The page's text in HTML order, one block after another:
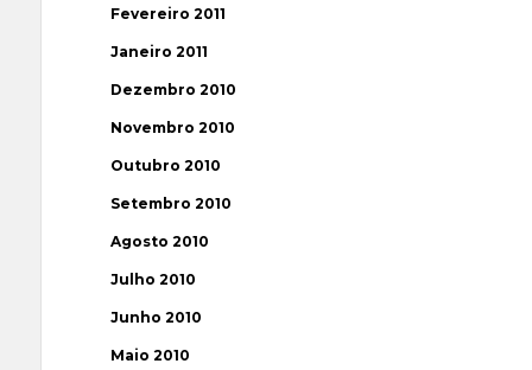
Fevereiro 2011
Janeiro 2011
Dezembro 2010
Novembro 2010
Outubro 2010
Setembro 2010
Agosto 2010
Julho 2010
Junho 2010
Maio 2010